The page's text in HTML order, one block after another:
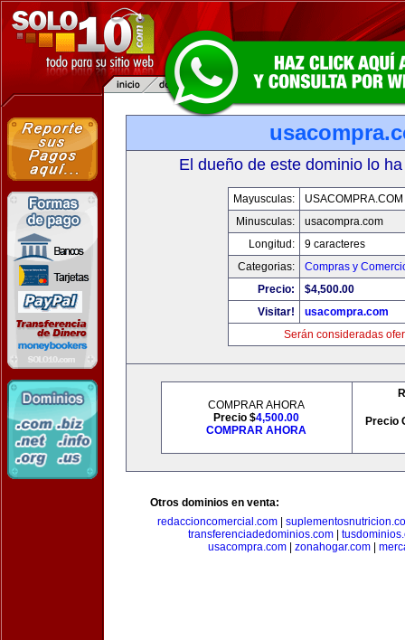
El dueño de este dominio lo
Mayusculas:
USACOMPRA.COM
Minusculas:
usacompra.com
Longitud:
9 caracteres
Categorias:
Compras y
Precio:
$4,500.00
Visitar!
usacompra.com
Serán consideradas
COMPRAR AHORA
Precio $4,500.00
COMPRAR AHORA
Precio
Otros dominios en venta:
redaccioncomercial.com|
transferenciadedominios.com|
usacompra.com
zonahogar.com